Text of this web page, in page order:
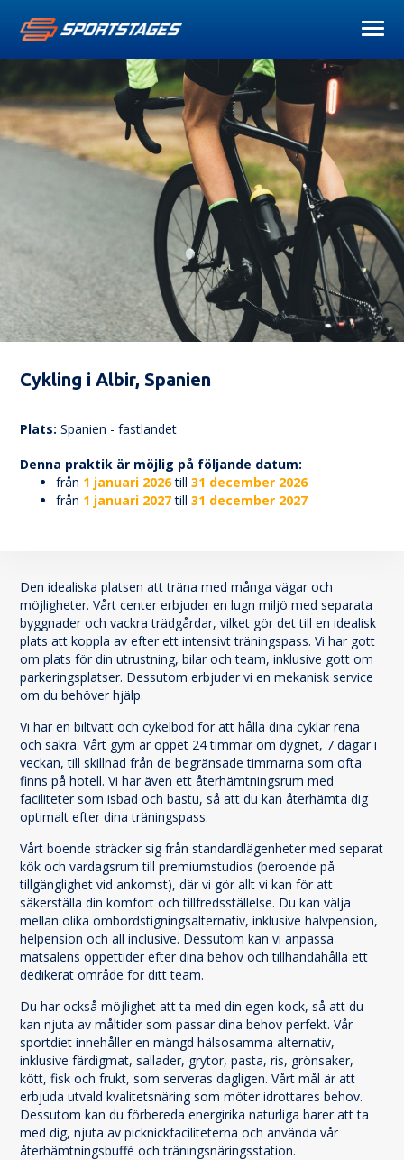
Cykling i Albir, Spanien
Plats: Spanien - fastlandet
Denna praktik är möjlig på följande datum:
från 1 januari 2026till31 december 2026
från 1 januari 2027till31 december 2027
Den idealiska platsen att träna med många vägar och
möjligheter. Vårt center erbjuder en lugn miljö med separata
byggnader och vackra trädgårdar, vilket gör det till en idealisk
plats att koppla av efter ett intensivt träningspass. Vi har gott
om plats för din utrustning, bilar och team, inklusive gott om
parkeringsplatser. Dessutom erbjuder vi en mekanisk service
om du behöver hjälp.
Vi har en biltvätt och cykelbod för att hålla dina cyklar rena
och säkra. Vårt gym är öppet 24 timmar om dygnet, 7 dagar i
veckan, till skillnad från de begränsade timmarna som ofta
finns på hotell. Vi har även ett återhämtningsrum med
faciliteter som isbad och bastu, så att du kan återhämta dig
optimalt efter dina träningspass.
Vårt boende sträcker sig från standardlägenheter med separat
kök och vardagsrum till premiumstudios (beroende på
tillgänglighet vid ankomst), där vi gör allt vi kan för att
säkerställa din komfort och tillfredsställelse. Du kan välja
mellan olika ombordstigningsalternativ, inklusive halvpension,
helpension och all inclusive. Dessutom kan vi anpassa
matsalens öppettider efter dina behov och tillhandahålla ett
dedikerat område för ditt team.
Du har också möjlighet att ta med din egen kock, så att du
kan njuta av måltider som passar dina behov perfekt. Vår
sportdiet innehåller en mängd hälsosamma alternativ,
inklusive färdigmat, sallader, grytor, pasta, ris, grönsaker,
kött, fisk och frukt, som serveras dagligen. Vårt mål är att
erbjuda utvald kvalitetsnäring som möter idrottares behov.
Dessutom kan du förbereda energirika naturliga barer att ta
med dig, njuta av picknickfaciliteterna och använda vår
återhämtningsbuffé och träningsnäringsstation.